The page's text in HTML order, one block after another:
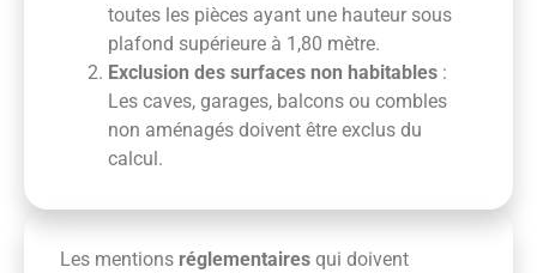
toutes les pièces ayant une hauteur sous
plafond supérieure à 1,80 mètre.
Exclusion des surfaces non habitables :
Les caves, garages, balcons ou combles
non aménagés doivent être exclus du
calcul.
Les mentions réglementaires qui doivent